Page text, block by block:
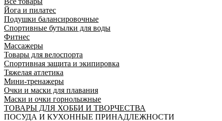
Йога и пилатес
Подушки балансировочные
Спортивные бутылки для воды
Фитнес
Массажеры
Товары для велоспорта
Спортивная защита и экипировка
Тяжелая атлетика
Мини-тренажеры
Очки и маски для плавания
Маски и очки горнолыжные
ТОВАРЫ ДЛЯ ХОББИ И ТВОРЧЕСТВА
ПОСУДА И КУХОННЫЕ ПРИНАДЛЕЖНОСТИ